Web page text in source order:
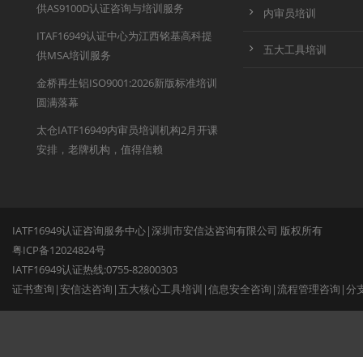
供AS9100D认证咨询与培训服务
ITAF16949认证中心为江西铭基高科提
供MSA培训服务
金桥再生铝ISO9001:2026新版标准培训
圆满落幕
太仓IATF16949内审员培训机构2月开课
安排，老牌机构，值得信赖
内审员培训
五大工具培训
IATF16949认证咨询服务中心|深圳市安信达咨询有限公司 版权所有
粤ICP备12024824号
IATF16949认证热线:0755-82800303
证书查询 |安信达咨询 | 五大核心工具培训 |信息安全咨询 |流程管理咨询 |分